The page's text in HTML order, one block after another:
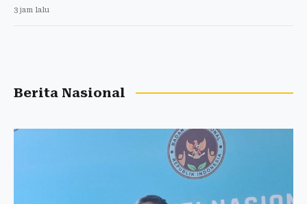
3 jam lalu
Berita Nasional